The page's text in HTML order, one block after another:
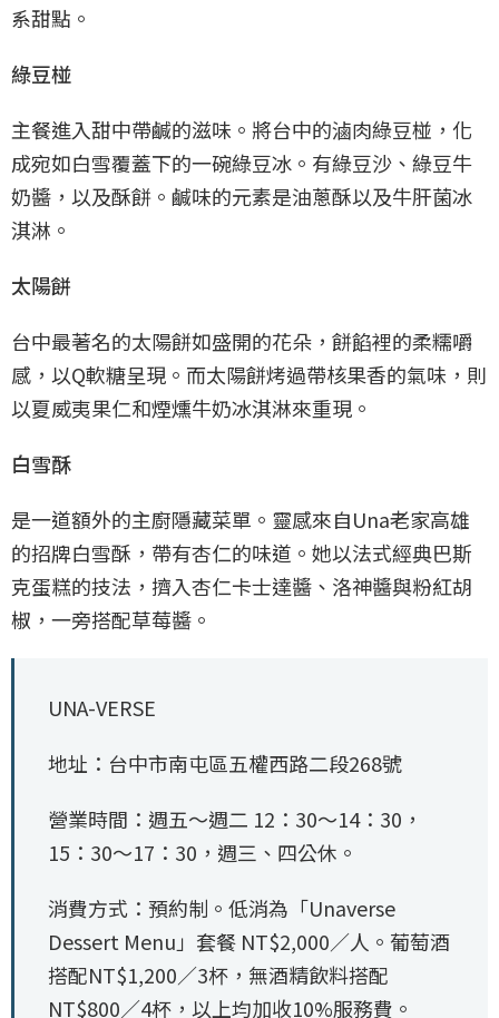
系甜點。
綠豆椪
主餐進入甜中帶鹹的滋味。將台中的滷肉綠豆椪，化
成宛如白雪覆蓋下的一碗綠豆冰。有綠豆沙、綠豆牛
奶醬，以及酥餅。鹹味的元素是油蔥酥以及牛肝菌冰
淇淋。
太陽餅
台中最著名的太陽餅如盛開的花朵，餅餡裡的柔糯嚼
感，以Q軟糖呈現。而太陽餅烤過帶核果香的氣味，則
以夏威夷果仁和煙燻牛奶冰淇淋來重現。
白雪酥
是一道額外的主廚隱藏菜單。靈感來自Una老家高雄
的招牌白雪酥，帶有杏仁的味道。她以法式經典巴斯
克蛋糕的技法，擠入杏仁卡士達醬、洛神醬與粉紅胡
椒，一旁搭配草莓醬。
UNA-VERSE
地址：台中市南屯區五權西路二段268號
營業時間：週五～週二 12：30～14：30，
15：30～17：30，週三、四公休。
消費方式：預約制。低消為「Unaverse
Dessert Menu」套餐 NT$2,000／人。葡萄酒
搭配NT$1,200／3杯，無酒精飲料搭配
NT$800／4杯，以上均加收10%服務費。